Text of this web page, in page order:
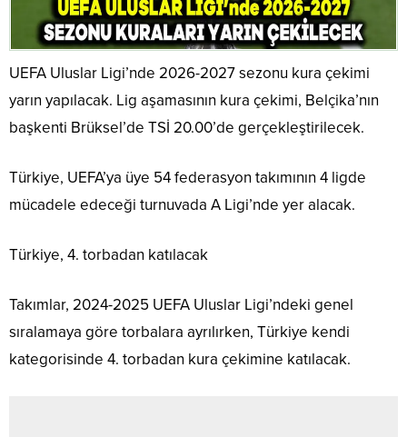
UEFA Uluslar Ligi’nde 2026-2027 sezonu kura çekimi
yarın yapılacak. Lig aşamasının kura çekimi, Belçika’nın
başkenti Brüksel’de TSİ 20.00’de gerçekleştirilecek.
Türkiye, UEFA’ya üye 54 federasyon takımının 4 ligde
mücadele edeceği turnuvada A Ligi’nde yer alacak.
Türkiye, 4. torbadan katılacak
Takımlar, 2024-2025 UEFA Uluslar Ligi’ndeki genel
sıralamaya göre torbalara ayrılırken, Türkiye kendi
kategorisinde 4. torbadan kura çekimine katılacak.